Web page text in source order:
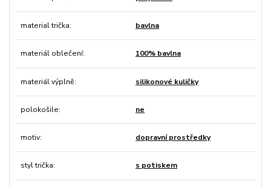
material trička bavlna
materiál oblečení 100% bavlna
materiál výplně silikonové kuličky
polokošile ne
motiv dopravní prostředky
styl trička s potiskem